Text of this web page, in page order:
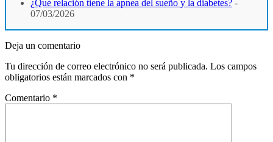
¿Qué relación tiene la apnea del sueño y la diabetes? -
07/03/2026
Deja un comentario
Tu dirección de correo electrónico no será publicada. Los campos
obligatorios están marcados con *
Comentario *